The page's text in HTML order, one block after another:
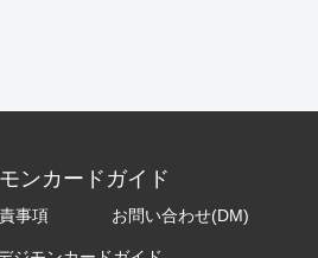
ンカードガイド
事項 お問い合わせ(DM)